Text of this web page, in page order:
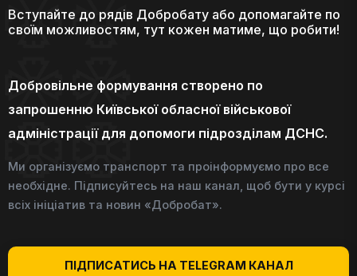
Вступайте до рядів Добробату або допомагайте по
своїм можливостям, тут кожен матиме, що робити!
Добровільне формування створено по
запрошенню Київської обласної військової
адміністрації для допомоги підрозділам ДСНС.
Ми організуємо транспорт та проінформуємо про все
необхідне. Підписуйтесь на наш канал, щоб бути у курсі
всіх ініціатив та новин «Добробат».
ПІДПИСАТИСЬ НА TELEGRAM КАНАЛ